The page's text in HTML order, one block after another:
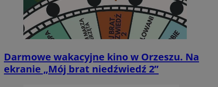
Darmowe wakacyjne kino w Orzeszu. Na
ekranie „Mój brat niedźwiedź 2”